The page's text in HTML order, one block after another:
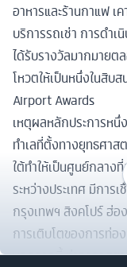
อาหารและร้านกาแฟ เ
บริการรถเช่า การดำ
ได้รับรางวัลมากมายต
โหวตให้เป็นหนึ่งในสิบ
Airport Awards
เหตุผลหลักประการหนึ่
ทำเลที่ตั้งทางยุทธศาส
ใต้ทำให้เป็นศูนย์กลาง
ระหว่างประเทศ มีการ
กรุงเทพฯ สิงคโปร์ ฮ่อ
การเติบโตของการท่อ
นอกจากนี้ ท่าอากาศย